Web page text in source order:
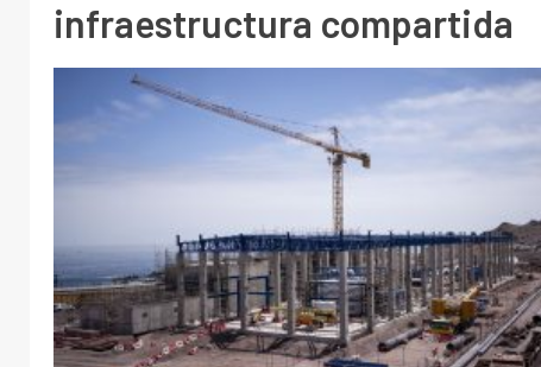
infraestructura compartida